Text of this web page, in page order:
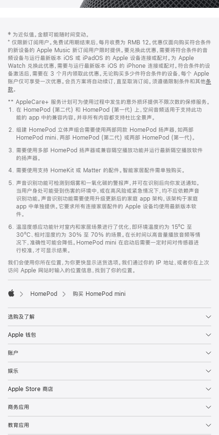
页
页
脚
注
‡ 为近似值。金额可能随时间变动。
⁺ 仅限新订阅用户。免费试用期结束后，每月收费为 RMB 12。优惠仅面向购买符合条件
的新设备的 Apple Music 新订阅用户限时提供。要兑换此优惠，需要将符合条件的音
频设备与运行最新版本 iOS 或 iPadOS 的 Apple 设备连接或配对。为 Apple
Watch 兑换此优惠，需要与运行最新版本 iOS 的 iPhone 连接或配对。符合条件的设
备激活后，需要在 3 个月内领取此优惠。无论购买多少件符合条件的设备，每个 Apple
账户仅可享受一次优惠。会员方案将自动续订，直至取消订阅。须遵循限制条件和其他条
款。
窗
口
中
打
开)
** AppleCare+ 服务计划可为使用过程中发生的意外损坏提供不限次数的保修服务。
在 HomePod (第二代) 和 HomePod (第一代) 上，空间音频适用于支持此功
能的 app 中的兼容内容。并非所有内容都支持杜比全景声。
组建 HomePod 立体声组合需要使用两部同款 HomePod 扬声器，如两部
HomePod mini、两部 HomePod (第二代) 或两部 HomePod (第一代)。
需要使用多部 HomePod 扬声器或兼容隔空播放功能并运行最新隔空播放软件
的扬声器。
需要使用支持 HomeKit 或 Matter 的配件。智能家居配件需单独购买。
声音识别功能可检测到烟雾和一氧化碳的警报声，并可在识别后向你发送通知。
当用户身处可能受到伤害的环境中，或在高风险或紧急情况下，均不应依赖声音
识别功能。声音识别功能需要使用升级更新后的家庭 app 架构，该架构于家庭
app 中单独提供。它要求所有连接家居配件的 Apple 设备均使用最新版本软
件。
温湿度感应功能针对室内和家居场景进行了优化，即环境温度约为 15ºC 至
30ºC、相对湿度约为 30% 至 70% 的场景。在长时间以高音量播放音频等情
况下，准确性可能会降低。HomePod mini 在启动后需要一定时间对传感器进
行校准，才可显示结果。
我们会使用你所在位置，为你更快显示送货选项。我们通过你的 IP 地址，或者你在上次
访问 Apple 网站时输入的位置信息，找到了你的位置。
HomePod 购买 HomePod mini
选购及了解
Apple 钱包
账户
娱乐
Apple Store 商店
商务应用
教育应用